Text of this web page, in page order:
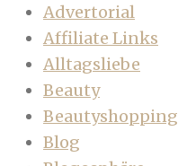
Advertorial
Affiliate Links
Alltagsliebe
Beauty
Beautyshopping
Blog